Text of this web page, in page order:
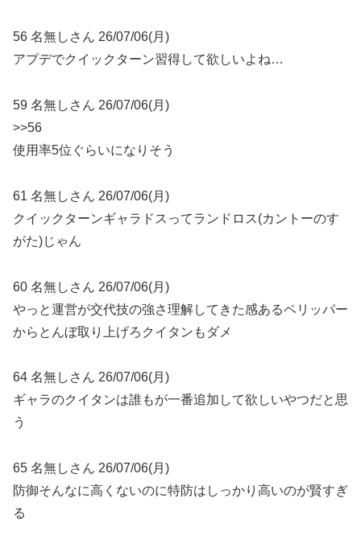
56 名無しさん 26/07/06(月)
アプデでクイックターン習得して欲しいよね…
59 名無しさん 26/07/06(月)
>>56
使用率5位ぐらいになりそう
61 名無しさん 26/07/06(月)
クイックターンギャラドスってランドロス(カントーのす
がた)じゃん
60 名無しさん 26/07/06(月)
やっと運営が交代技の強さ理解してきた感あるペリッパー
からとんぼ取り上げろクイタンもダメ
64 名無しさん 26/07/06(月)
ギャラのクイタンは誰もが一番追加して欲しいやつだと思
う
65 名無しさん 26/07/06(月)
防御そんなに高くないのに特防はしっかり高いのが賢すぎ
る